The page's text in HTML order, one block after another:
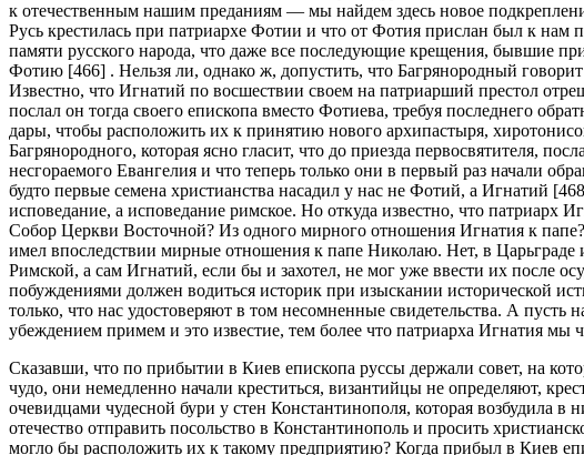
к отечественным нашим преданиям — мы найдем здесь новое
Русь крестилась при патриархе Фотии и что от Фотия прислан был к нам
памяти русского народа, что даже все последующие крещения, бывшие
Фотию [466] . Нельзя ли, однако ж, допустить, что Багрянородный
Известно, что Игнатий по восшествии своем на патриарший престол
послал он тогда своего епископа вместо Фотиева, требуя последнего
дары, чтобы расположить их к принятию нового архипастыря,
Багрянородного, которая ясно гласит, что до приезда первосвятителя,
несгораемого Евангелия и что теперь только они в первый раз начали
будто первые семена христианства насадил у нас не Фотий, а Игнатий
исповедание, а исповедание римское. Но откуда известно, что
Собор Церкви Восточной? Из одного мирного отношения Игнатия к
имел впоследствии мирные отношения к папе Николаю. Нет, в
Римской, а сам Игнатий, если бы и захотел, не мог уже ввести их после
побуждениями должен водиться историк при изыскании исторической
только, что нас удостоверяют в том несомненные свидетельства. А
убеждением примем и это известие, тем более что патриарха Игнатия
Сказавши, что по прибытии в Киев епископа руссы держали совет, на
чудо, они немедленно начали креститься, византийцы не определяют,
очевидцами чудесной бури у стен Константинополя, которая возбудила
отечество отправить посольство в Константинополь и просить
могло бы расположить их к такому предприятию? Когда прибыл в Киев